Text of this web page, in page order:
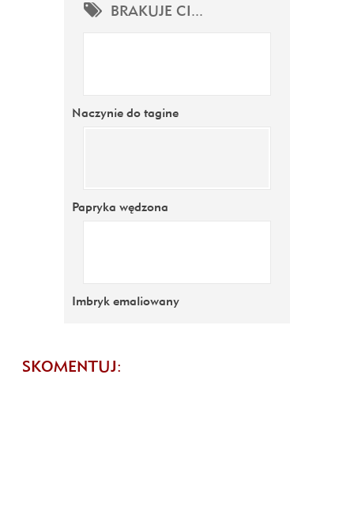
BRAKUJE CI...
Naczynie do tagine
Papryka wędzona
Imbryk emaliowany
SKOMENTUJ: